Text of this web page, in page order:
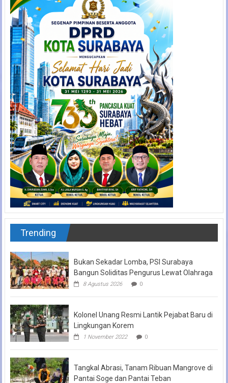
Trending
Bukan Sekadar Lomba, PSI Surabaya
Bangun Soliditas Pengurus Lewat Olahraga
8 Agustus 2026 0
Kolonel Unang Resmi Lantik Pejabat Baru di
Lingkungan Korem
1 November 2022 0
Tangkal Abrasi, Tanam Ribuan Mangrove di
Pantai Soge dan Pantai Teban